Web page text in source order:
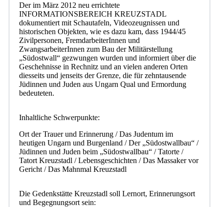
Der im März 2012 neu errichtete
INFORMATIONSBEREICH KREUZSTADL
dokumentiert mit Schautafeln, Videozeugnissen und
historischen Objekten, wie es dazu kam, dass 1944/45
Zivilpersonen, FremdarbeiterInnen und
ZwangsarbeiterInnen zum Bau der Militärstellung
„Südostwall“ gezwungen wurden und informiert über die
Geschehnisse in Rechnitz und an vielen anderen Orten
diesseits und jenseits der Grenze, die für zehntausende
Jüdinnen und Juden aus Ungarn Qual und Ermordung
bedeuteten.
Inhaltliche Schwerpunkte:
Ort der Trauer und Erinnerung / Das Judentum im
heutigen Ungarn und Burgenland / Der „Südostwallbau“ /
Jüdinnen und Juden beim „Südostwallbau“ / Tatorte /
Tatort Kreuzstadl / Lebensgeschichten / Das Massaker vor
Gericht / Das Mahnmal Kreuzstadl
Die Gedenkstätte Kreuzstadl soll Lernort, Erinnerungsort
und Begegnungsort sein: